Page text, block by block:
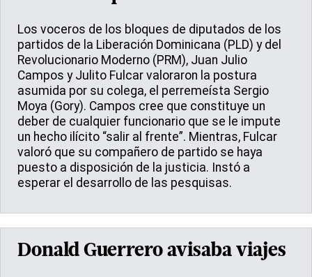
Los voceros de los bloques de diputados de los
partidos de la Liberación Dominicana (PLD) y del
Revolucionario Moderno (PRM), Juan Julio
Campos y Julito Fulcar valoraron la postura
asumida por su colega, el perremeísta Sergio
Moya (Gory). Campos cree que constituye un
deber de cualquier funcionario que se le impute
un hecho ilícito “salir al frente”. Mientras, Fulcar
valoró que su compañero de partido se haya
puesto a disposición de la justicia. Instó a
esperar el desarrollo de las pesquisas.
Donald Guerrero avisaba viajes